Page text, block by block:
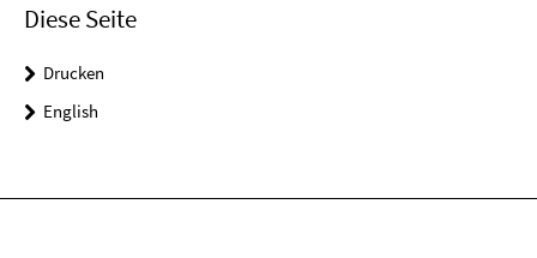
Diese Seite
Drucken
English